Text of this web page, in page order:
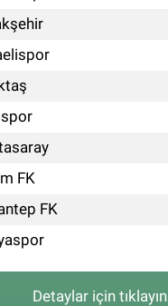
FK
FK
Detaylar için tıklayın